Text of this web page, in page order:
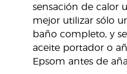
sensación de calor
mejor utilizar sólo
baño completo, y
aceite portador o
Epsom antes de